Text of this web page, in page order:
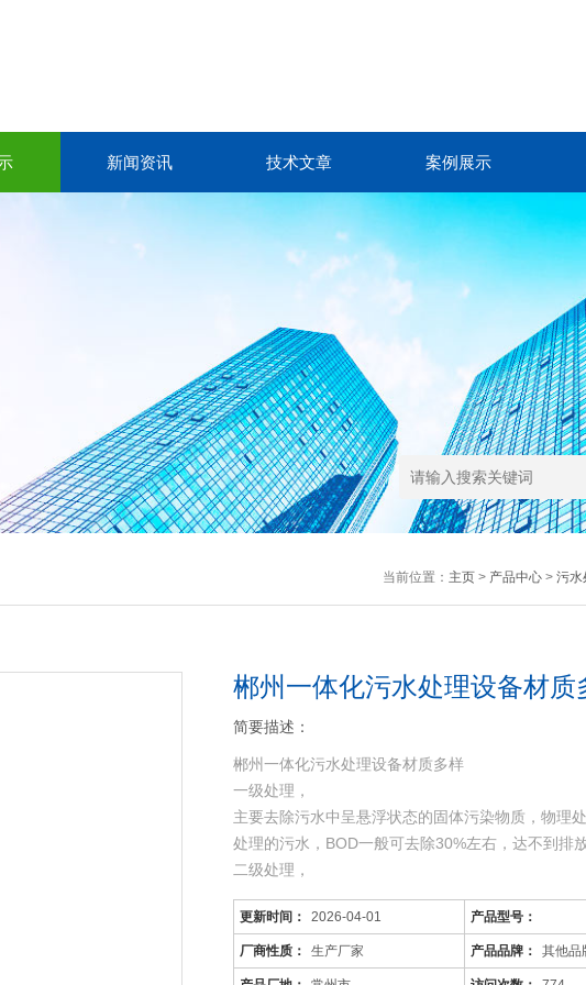
新闻资讯 技术文章 案例展示
当前位置： 主页> 产品中心> 污水
郴州一体化污水处理设备材质
简要描述：
郴州一体化污水处理设备材质多样
一级处理，
主要去除污水中呈悬浮状态的固体污染物质，物理
处理的污水，BOD一般可去除30%左右，达不到排
二级处理，
主要去除污水中呈胶体和溶解状态的有机污染物质
机污染物达到排放标准。
三级处理，
进一步处理难降解的有机物、
更新时间： 2026-04-01 产品型号：
厂商性质： 生产厂家 产品品牌： 其他品